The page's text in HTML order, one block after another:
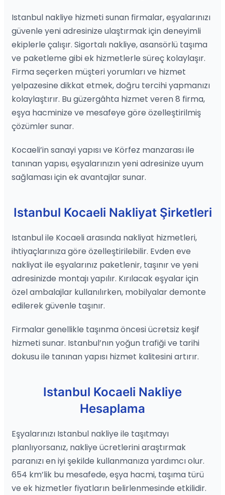
Istanbul nakliye hizmeti sunan firmalar, eşyalarınızı
güvenle yeni adresinize ulaştırmak için deneyimli
ekiplerle çalışır. Sigortalı nakliye, asansörlü taşıma
ve paketleme gibi ek hizmetlerle süreç kolaylaşır.
Firma seçerken müşteri yorumları ve hizmet
yelpazesine dikkat etmek, doğru tercihi yapmanızı
kolaylaştırır. Bu güzergâhta hizmet veren 8 firma,
eşya hacminize ve mesafeye göre özelleştirilmiş
çözümler sunar.
Kocaeli’in sanayi yapısı ve Körfez manzarası ile
tanınan yapısı, eşyalarınızın yeni adresinize uyum
sağlaması için ek avantajlar sunar.
Istanbul Kocaeli Nakliyat Şirketleri
Istanbul ile Kocaeli arasında nakliyat hizmetleri,
ihtiyaçlarınıza göre özelleştirilebilir. Evden eve
nakliyat ile eşyalarınız paketlenir, taşınır ve yeni
adresinizde montajı yapılır. Kırılacak eşyalar için
özel ambalajlar kullanılırken, mobilyalar demonte
edilerek güvenle taşınır.
Firmalar genellikle taşınma öncesi ücretsiz keşif
hizmeti sunar. Istanbul’nın yoğun trafiği ve tarihi
dokusu ile tanınan yapısı hizmet kalitesini artırır.
Istanbul Kocaeli Nakliye
Hesaplama
Eşyalarınızı Istanbul nakliye ile taşıtmayı
planlıyorsanız, nakliye ücretlerini araştırmak
paranızı en iyi şekilde kullanmanıza yardımcı olur.
654 km’lik bu mesafede, eşya hacmi, taşıma türü
ve ek hizmetler fiyatların belirlenmesinde etkilidir.